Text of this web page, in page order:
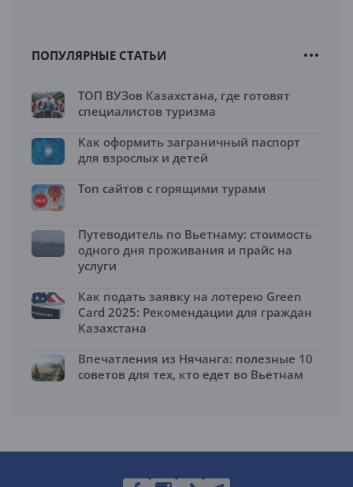
ПОПУЛЯРНЫЕ СТАТЬИ
ТОП ВУЗов Казахстана, где готовят
специалистов туризма
Как оформить заграничный паспорт
для взрослых и детей
Топ сайтов с горящими турами
Путеводитель по Вьетнаму: стоимость
одного дня проживания и прайс на
услуги
Как подать заявку на лотерею Green
Card 2025: Рекомендации для граждан
Казахстана
Впечатления из Нячанга: полезные 10
советов для тех, кто едет во Вьетнам